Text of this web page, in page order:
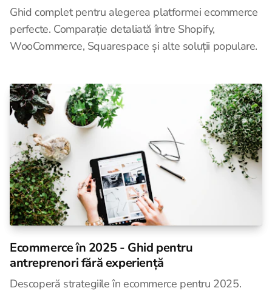
Ghid complet pentru alegerea platformei ecommerce
perfecte. Comparație detaliată între Shopify,
WooCommerce, Squarespace și alte soluții populare.
Ecommerce în 2025 - Ghid pentru
antreprenori fără experiență
Descoperă strategiile în ecommerce pentru 2025.